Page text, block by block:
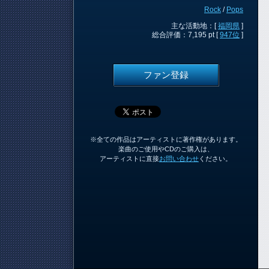
Rock / Pops
主な活動地：[福岡県 ]
総合評価：7,195 pt [947位 ]
ファン登録
※全ての作品はアーティストに著作権があります。
楽曲のご使用やCDのご購入は、
アーティストに直接お問い合わせ ください。